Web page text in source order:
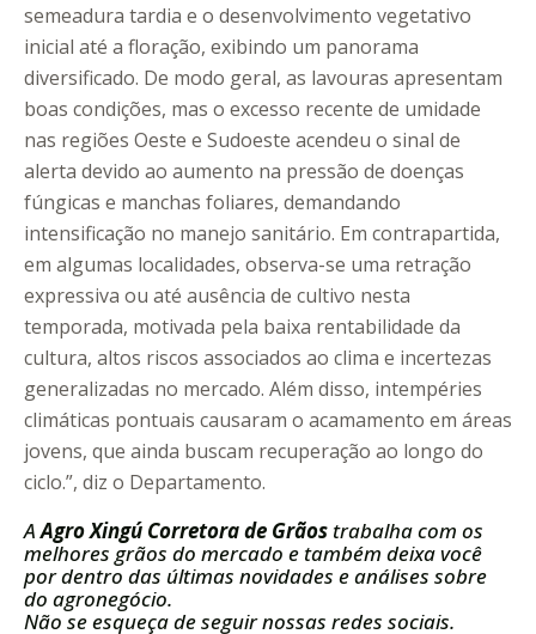
semeadura tardia e o desenvolvimento vegetativo
inicial até a floração, exibindo um panorama
diversificado. De modo geral, as lavouras apresentam
boas condições, mas o excesso recente de umidade
nas regiões Oeste e Sudoeste acendeu o sinal de
alerta devido ao aumento na pressão de doenças
fúngicas e manchas foliares, demandando
intensificação no manejo sanitário. Em contrapartida,
em algumas localidades, observa-se uma retração
expressiva ou até ausência de cultivo nesta
temporada, motivada pela baixa rentabilidade da
cultura, altos riscos associados ao clima e incertezas
generalizadas no mercado. Além disso, intempéries
climáticas pontuais causaram o acamamento em áreas
jovens, que ainda buscam recuperação ao longo do
ciclo.”, diz o Departamento.
AAgro Xingú Corretora de Grãos trabalha com os
melhores grãos do mercado e também deixa você
por dentro das últimas novidades e análises sobre
do agronegócio.
Não se esqueça de seguir nossas redes sociais.